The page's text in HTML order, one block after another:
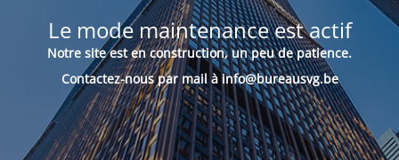
Le mode maintenance est actif
Notre site est en construction, un peu de patience.
Contactez-nous par mail à info@bureausvg.be